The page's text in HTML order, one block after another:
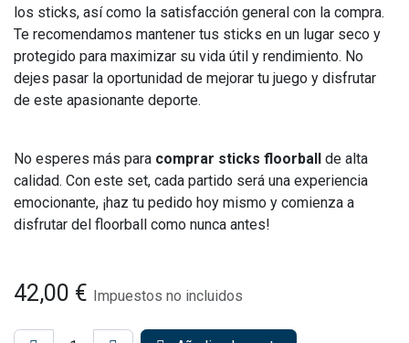
los sticks, así como la satisfacción general con la compra.
Te recomendamos mantener tus sticks en un lugar seco y
protegido para maximizar su vida útil y rendimiento. No
dejes pasar la oportunidad de mejorar tu juego y disfrutar
de este apasionante deporte.
No esperes más para comprar sticks floorball de alta
calidad. Con este set, cada partido será una experiencia
emocionante, ¡haz tu pedido hoy mismo y comienza a
disfrutar del floorball como nunca antes!
42,00 € Impuestos no incluidos